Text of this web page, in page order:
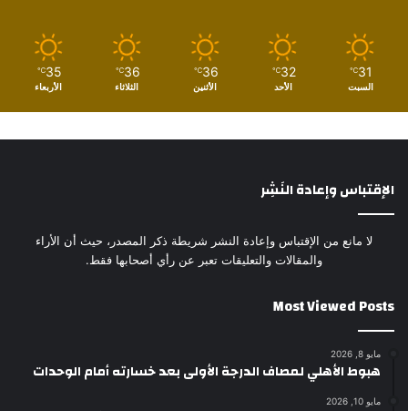
31
℃
السبت
32
℃
الأحد
36
℃
الأثنين
36
℃
الثلاثاء
35
℃
الأربعاء
الإقتباس وإعادة النَشِر
لا مانع من الإقتباس وإعادة النشر شريطة ذكر المصدر، حيث أن الأراء
والمقالات والتعليقات تعبر عن رأي أصحابها فقط.
Most Viewed Posts
مايو 8, 2026
هبوط الأهلي لمصاف الدرجة الأولى بعد خسارته أمام الوحدات
مايو 10, 2026